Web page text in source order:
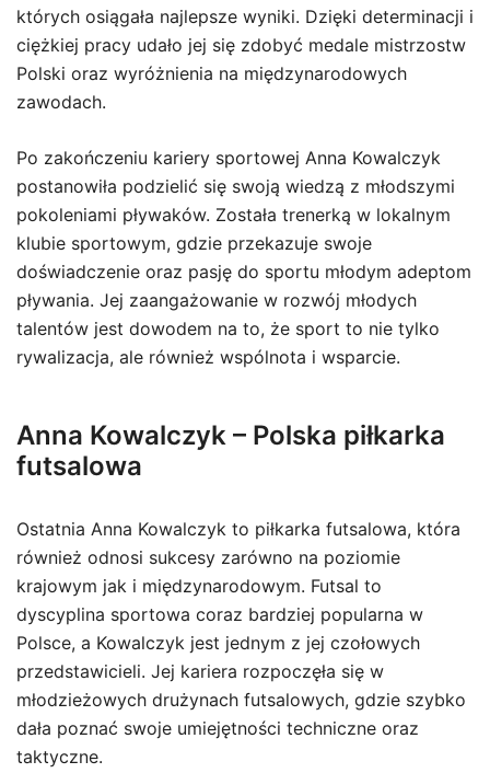
których osiągała najlepsze wyniki. Dzięki determinacji i
ciężkiej pracy udało jej się zdobyć medale mistrzostw
Polski oraz wyróżnienia na międzynarodowych
zawodach.
Po zakończeniu kariery sportowej Anna Kowalczyk
postanowiła podzielić się swoją wiedzą z młodszymi
pokoleniami pływaków. Została trenerką w lokalnym
klubie sportowym, gdzie przekazuje swoje
doświadczenie oraz pasję do sportu młodym adeptom
pływania. Jej zaangażowanie w rozwój młodych
talentów jest dowodem na to, że sport to nie tylko
rywalizacja, ale również wspólnota i wsparcie.
Anna Kowalczyk – Polska piłkarka
futsalowa
Ostatnia Anna Kowalczyk to piłkarka futsalowa, która
również odnosi sukcesy zarówno na poziomie
krajowym jak i międzynarodowym. Futsal to
dyscyplina sportowa coraz bardziej popularna w
Polsce, a Kowalczyk jest jednym z jej czołowych
przedstawicieli. Jej kariera rozpoczęła się w
młodzieżowych drużynach futsalowych, gdzie szybko
dała poznać swoje umiejętności techniczne oraz
taktyczne.